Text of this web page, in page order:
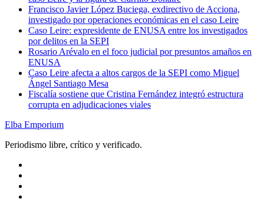
Francisco Javier López Buciega, exdirectivo de Acciona,
investigado por operaciones económicas en el caso Leire
Caso Leire: expresidente de ENUSA entre los investigados
por delitos en la SEPI
Rosario Arévalo en el foco judicial por presuntos amaños en
ENUSA
Caso Leire afecta a altos cargos de la SEPI como Miguel
Ángel Santiago Mesa
Fiscalía sostiene que Cristina Fernández integró estructura
corrupta en adjudicaciones viales
Elba Emporium
Periodismo libre, crítico y verificado.